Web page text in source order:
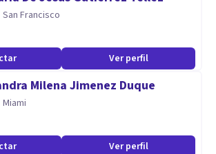
San Francisco
Ver perfil
Milena Jimenez Duque
Miami
Ver perfil